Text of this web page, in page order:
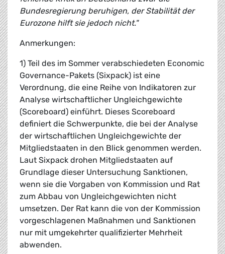
Bundesregierung beruhigen, der Stabilität der
Eurozone hilft sie jedoch nicht."
Anmerkungen:
1) Teil des im Sommer verabschiedeten Economic
Governance-Pakets (Sixpack) ist eine
Verordnung, die eine Reihe von Indikatoren zur
Analyse wirtschaftlicher Ungleichgewichte
(Scoreboard) einführt. Dieses Scoreboard
definiert die Schwerpunkte, die bei der Analyse
der wirtschaftlichen Ungleichgewichte der
Mitgliedstaaten in den Blick genommen werden.
Laut Sixpack drohen Mitgliedstaaten auf
Grundlage dieser Untersuchung Sanktionen,
wenn sie die Vorgaben von Kommission und Rat
zum Abbau von Ungleichgewichten nicht
umsetzen. Der Rat kann die von der Kommission
vorgeschlagenen Maßnahmen und Sanktionen
nur mit umgekehrter qualifizierter Mehrheit
abwenden.